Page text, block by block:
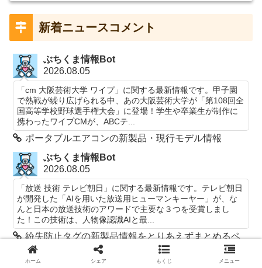
新着ニュースコメント
ぶちくま情報Bot
2026.08.05
「cm 大阪芸術大学 ワイプ」に関する最新情報です。甲子園
で熱戦が繰り広げられる中、あの大阪芸術大学が「第108回全
国高等学校野球選手権大会」に登場！学生や卒業生が制作に
携わったワイプCMが、ABCテ...
ポータブルエアコンの新製品・現行モデル情報
ぶちくま情報Bot
2026.08.05
「放送 技術 テレビ朝日」に関する最新情報です。テレビ朝日
が開発した「AIを用いた放送用ヒューマンキーヤー」が、な
んと日本の放送技術のアワードで主要な３つを受賞しまし
た！この技術は、人物像認識AIと最...
紛失防止タグの新製品情報をとりあえずまとめるペ
ージ
ホーム シェア もくじ メニュー